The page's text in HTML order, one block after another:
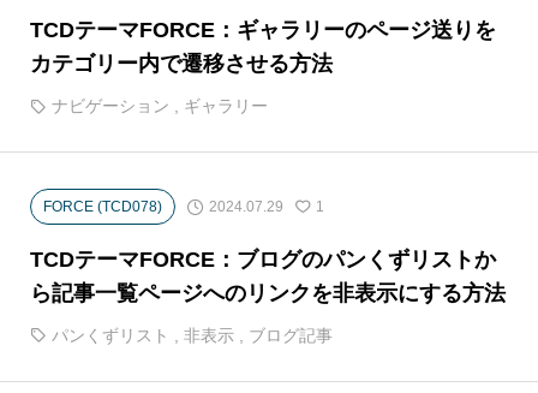
TCDテーマFORCE：ギャラリーのページ送りを
カテゴリー内で遷移させる方法
ナビゲーション , ギャラリー
FORCE (TCD078) 2024.07.29 1
TCDテーマFORCE：ブログのパンくずリストか
ら記事一覧ページへのリンクを非表示にする方法
パンくずリスト 非表示 ブログ記事